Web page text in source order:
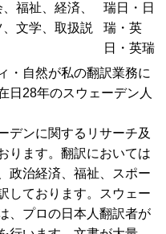
福祉、経済、
文学、取扱説
瑞日・日
瑞・英
日・英瑞
・自然が私の翻訳業務に
日28年のスウェーデン人
デンに関するリサーチ及
ります。翻訳においては
政治経済、福祉、スポー
しております。スウェー
、プロの日本人翻訳者が